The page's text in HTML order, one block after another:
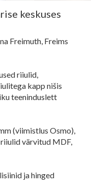
keskuses
Freimuth, Freims
riiulid,
kapp nišis
teeninduslett
(viimistlus Osmo),
värvitud MDF,
ja hinged